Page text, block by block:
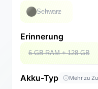
Schwarz
Erinnerung
6 GB RAM + 128 GB
Akku-Typ Mehr zu